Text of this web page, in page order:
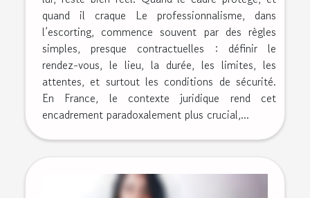
quand il craque Le professionnalisme, dans
l’escorting, commence souvent par des règles
simples, presque contractuelles : définir le
rendez-vous, le lieu, la durée, les limites, les
attentes, et surtout les conditions de sécurité.
En France, le contexte juridique rend cet
encadrement paradoxalement plus crucial,...